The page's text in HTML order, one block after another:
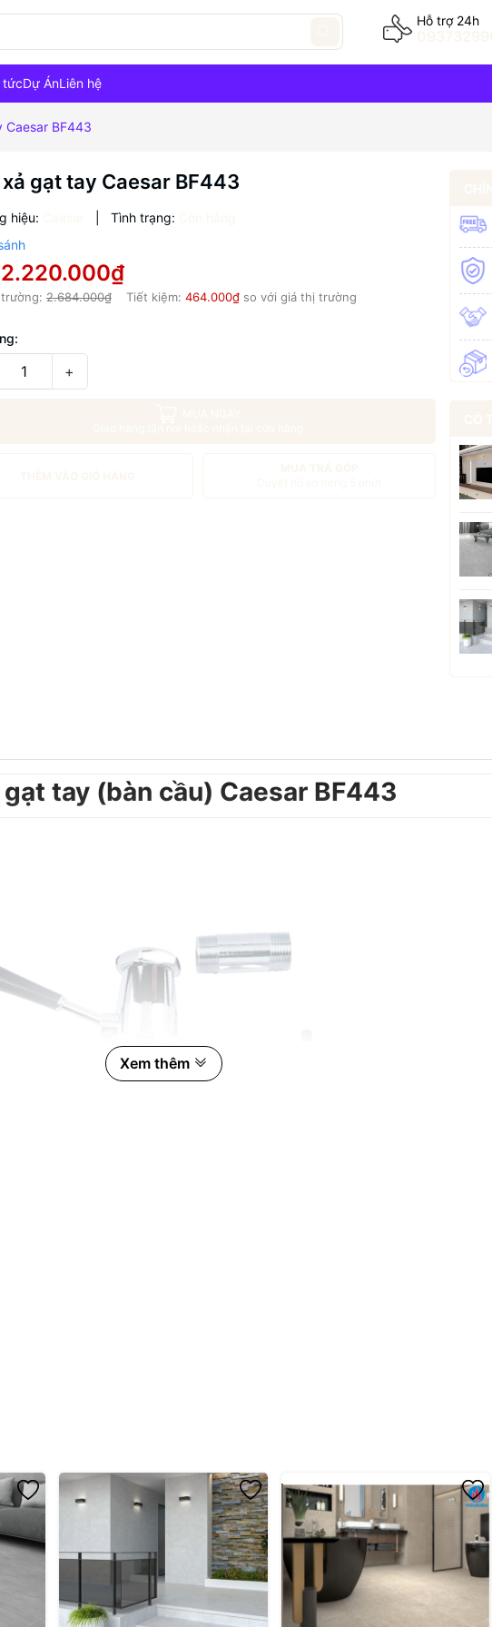
Hỗ trợ 24h
tứcDự ÁnLiên hệ
Caesar BF443
gạt tay Caesar BF443
hiệu: Tình trạng:
2.220.000₫
2.684.000₫ Tiết kiệm: 464.000₫so với giá thị trường
+
gạt tay (bàn cầu) Caesar BF443
Dễ dàng lặp đặt khi kết hợp với bồn cầu
Thiết kế sang trọng, hiện đại
Dễ dàng sử dụng chức năng xả
Niken, Crom
0.07 MPa ~ 0.75 MPa
Xem thêm